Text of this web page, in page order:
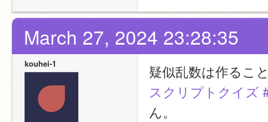
March 27, 2024 23:28:35
kouhei-1
疑似乱数は作るこ
スクリプトクイズ
ん。